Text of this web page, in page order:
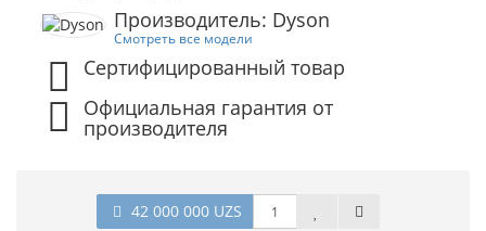
Производитель: Dyson
Смотреть все модели
Сертифицированный товар
Официальная гарантия от
производителя
42 000 000 UZS